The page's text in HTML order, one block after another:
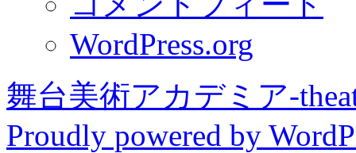
WordPress.org
舞台美術アカデミア-
Proudly powered by